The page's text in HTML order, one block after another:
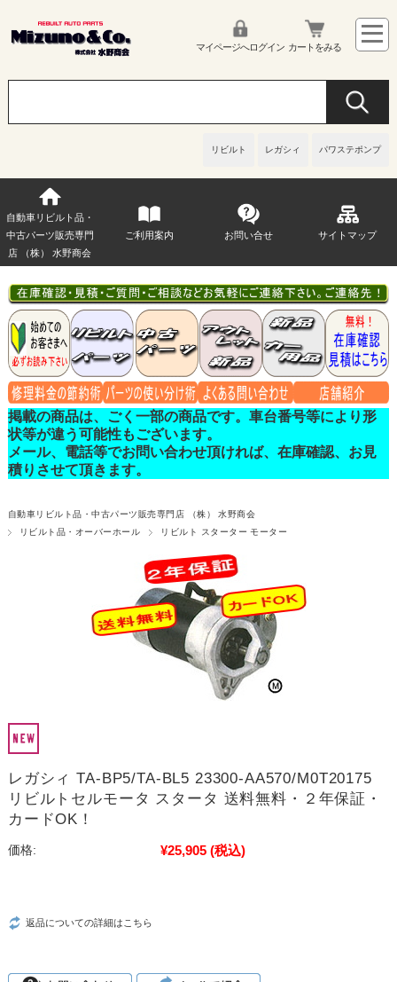
リビルト レガシィ パワステポンプ
マイページへログイン カートをみる
自動車リビルト品・
中古パーツ販売専門
店 （株） 水野商会
ご利用案内 お問い合せ サイトマップ
掲載の商品は、ごく一部の商品です。車台番号等により形
状等が違う可能性もございます。
メール、電話等でお問い合わせ頂ければ、在庫確認、お見
積りさせて頂きます。
自動車リビルト品・中古パーツ販売専門店 （株） 水野商会
リビルト品・オーバーホール
リビルト スターター モーター
レガシィ TA-BP5/TA-BL5 23300-AA570/M0T20175
リビルトセルモータ スタータ 送料無料・２年保証・
カードOK！
価格: ¥25,905 (税込)
返品についての詳細はこちら